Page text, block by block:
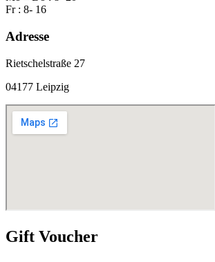
Fr : 8- 16
Adresse
Rietschelstraße 27
04177 Leipzig
Gift Voucher